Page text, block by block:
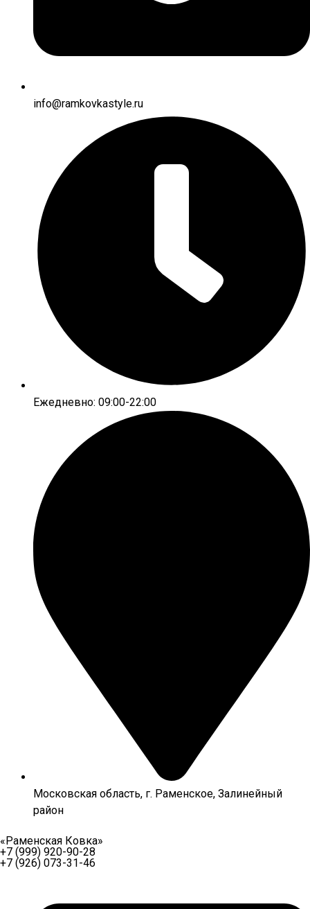
info@ramkovkastyle.ru
Ежедневно: 09:00-22:00
Московская область, г. Раменское, Залинейный
район
«Раменская Ковка»
+7 (999) 920-90-28
+7 (926) 073-31-46